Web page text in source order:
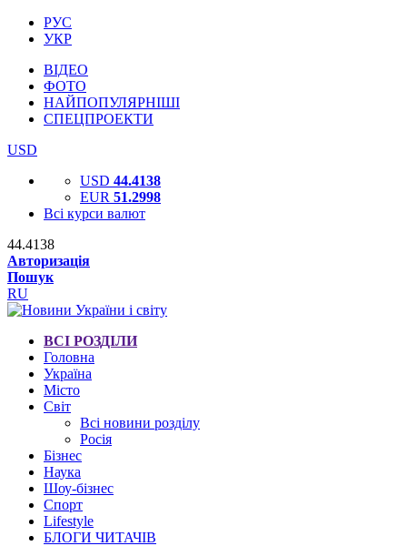
РУС
УКР
ВІДЕО
ФОТО
НАЙПОПУЛЯРНІШІ
СПЕЦПРОЕКТИ
USD
USD 44.4138
EUR 51.2998
Всі курси валют
44.4138
Авторизація
Пошук
RU
ВСІ РОЗДІЛИ
Головна
Україна
Місто
Світ
Всі новини розділу
Росія
Бізнес
Наука
Шоу-бізнес
Спорт
Lifestyle
БЛОГИ ЧИТАЧІВ